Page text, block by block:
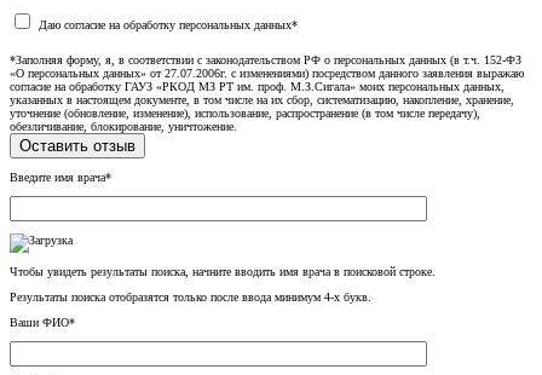
Даю согласие на обработку персональных данных*
*Заполняя форму, я, в соответствии с законодательством РФ о персональных данных (в т.ч. 152-ФЗ
«О персональных данных» от 27.07.2006г. с изменениями) посредством данного заявления выражаю
согласие на обработку ГАУЗ «РКОД МЗ РТ им. проф. М.З.Сигала» моих персональных данных,
указанных в настоящем документе, в том числе на их сбор, систематизацию, накопление, хранение,
уточнение (обновление, изменение), использование, распространение (в том числе передачу),
обезличивание, блокирование, уничтожение.
Введите имя врача*
Чтобы увидеть результаты поиска, начните вводить имя врача в поисковой строке.
Результаты поиска отобразятся только после ввода минимум 4-х букв.
Ваши ФИО*